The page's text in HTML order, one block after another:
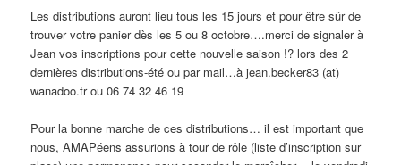
Les distributions auront lieu tous les 15 jours et pour être sûr de
trouver votre panier dès les 5 ou 8 octobre….merci de signaler à
Jean vos inscriptions pour cette nouvelle saison !? lors des 2
dernières distributions-été ou par mail…à jean.becker83 (at)
wanadoo.fr ou 06 74 32 46 19
Pour la bonne marche de ces distributions… il est important que
nous, AMAPéens assurions à tour de rôle (liste d’inscription sur